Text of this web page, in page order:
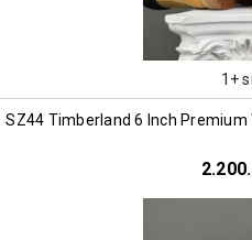
1+
SZ44 Timberland 6 Inch